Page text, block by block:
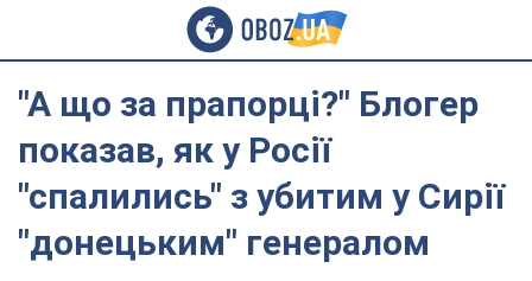
"А що за прапорці?" Блогер
показав, як у Росії
"спалились" з убитим у Сирії
"донецьким" генералом